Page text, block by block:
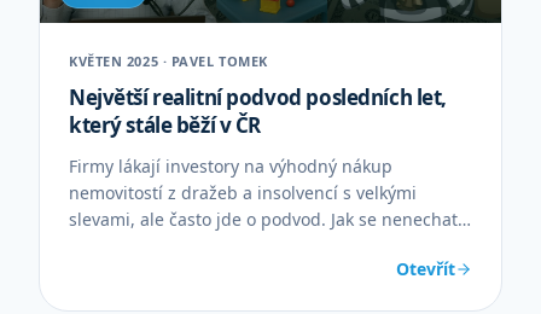
KVĚTEN 2025 · PAVEL TOMEK
Největší realitní podvod posledních let,
který stále běží v ČR
Firmy lákají investory na výhodný nákup
nemovitostí z dražeb a insolvencí s velkými
slevami, ale často jde o podvod. Jak se nenechat
Otevřít